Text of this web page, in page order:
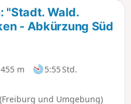
"Stadt. Wald.
- Abkürzung Süd
m
5:55 Std.
und Umgebung)